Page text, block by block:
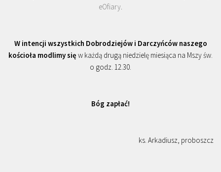
eOfiary
W intencji wszystkich Dobrodziejów i Darczyńców naszego
kościoła modlimy się w każdą drugą niedzielę miesiąca na Mszy św.
o godz. 12.30.
Bóg zapłać!
ks. Arkadiusz, proboszcz